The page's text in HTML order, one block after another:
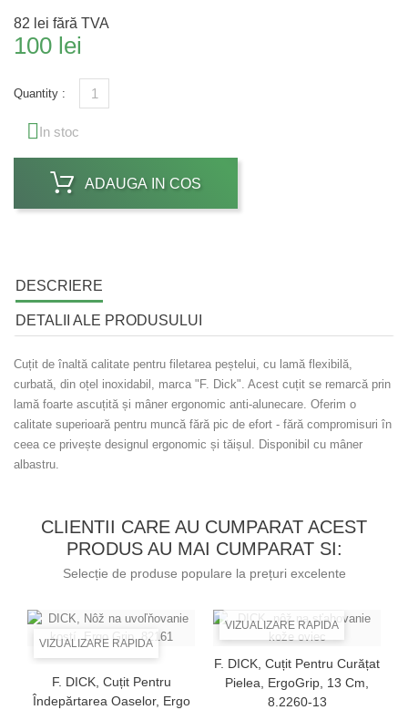
82 lei fără TVA
100 lei
Quantity :
In stoc
ADAUGA IN COS
DESCRIERE
DETALII ALE PRODUSULUI
Cuțit de înaltă calitate pentru filetarea peștelui, cu lamă flexibilă,
curbată, din oțel inoxidabil, marca "F. Dick". Acest cuțit se remarcă prin
lamă foarte ascuțită și mâner ergonomic anti-alunecare. Oferim o
calitate superioară pentru muncă fără pic de efort - fără compromisuri în
ceea ce privește designul ergonomic și tăișul. Disponibil cu mâner
albastru.
CLIENTII CARE AU CUMPARAT ACEST
PRODUS AU MAI CUMPARAT SI:
Selecție de produse populare la prețuri excelente
VIZUALIZARE RAPIDA
F. DICK, Cuțit Pentru
Îndepărtarea Oaselor, Ergo
VIZUALIZARE RAPIDA
F. DICK, Cuțit Pentru Curățat
Pielea, ErgoGrip, 13 Cm,
8.2260-13